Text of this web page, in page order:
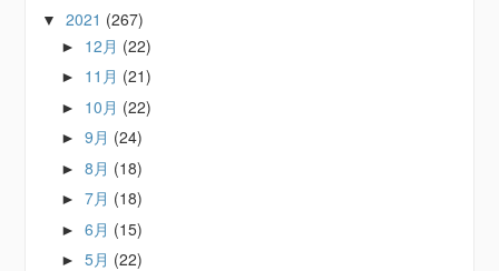
▼2021 (267)
► 12月 (22)
► 11月 (21)
► 10月 (22)
►9月 (24)
►8月 (18)
►7月 (18)
►6月 (15)
►5月 (22)